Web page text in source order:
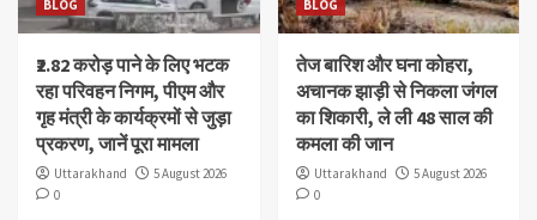
BLOG
₹2.82 करोड़ पाने के लिए भटक
रहा परिवहन निगम, पीएम और
गृह मंत्री के कार्यक्रमों से जुड़ा
प्रकरण, जानें पूरा मामला
Uttarakhand
5 August 2026
0
BLOG
तेज बारिश और घना कोहरा,
अचानक झाड़ी से निकला जंगल
का शिकारी, ले ली 48 साल की
कमला की जान
Uttarakhand
5 August 2026
0